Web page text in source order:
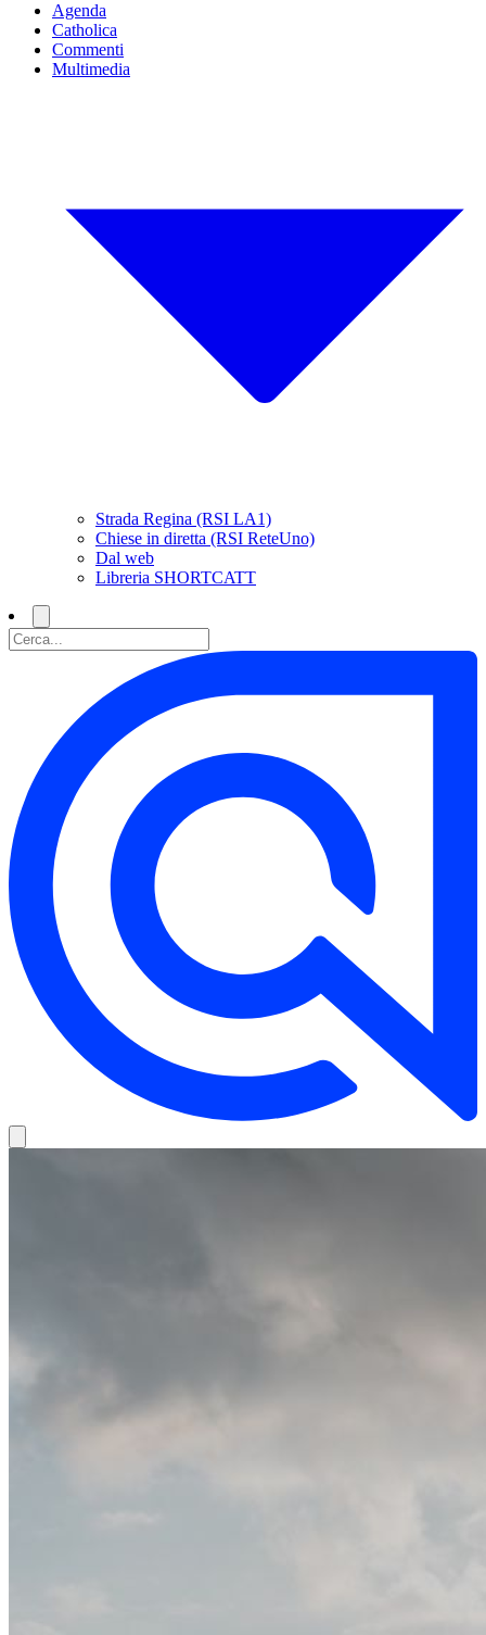
Agenda
Catholica
Commenti
Multimedia
Strada Regina (RSI LA1)
Chiese in diretta (RSI ReteUno)
Dal web
Libreria SHORTCATT